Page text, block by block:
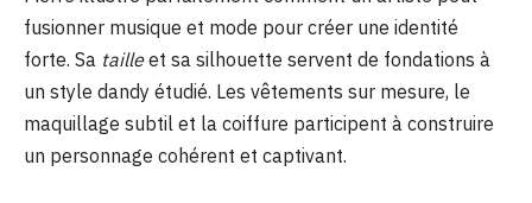
fusionner musique et mode pour créer une identité
forte. Sa tailleet sa silhouette servent de fondations à
un style dandy étudié. Les vêtements sur mesure, le
maquillage subtil et la coiffure participent à construire
un personnage cohérent et captivant.